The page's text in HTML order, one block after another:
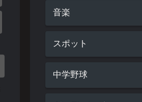
音楽
スポット
中学野球